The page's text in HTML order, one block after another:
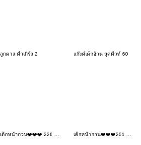
ลูกตาล คิ้วเกิร์ล 2 แก๊งค์เด็กอ้วน สุดคิ้วท์ 60